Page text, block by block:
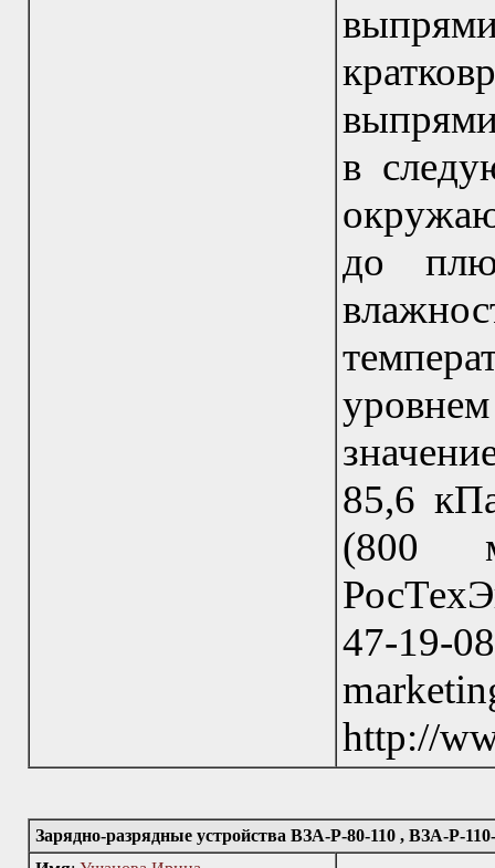
в
до
85,6
(800
47-19-
http://
Зарядно-разрядные устройства ВЗА-Р-80-110 , ВЗА-Р-